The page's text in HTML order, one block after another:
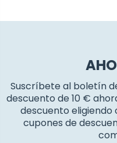
Suscríbete al boletín
descuento de 10 €
descuento eligiendo
cupones de